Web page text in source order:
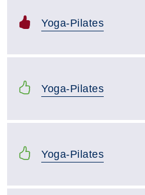
Yoga-Pilates
Yoga-Pilates
Yoga-Pilates